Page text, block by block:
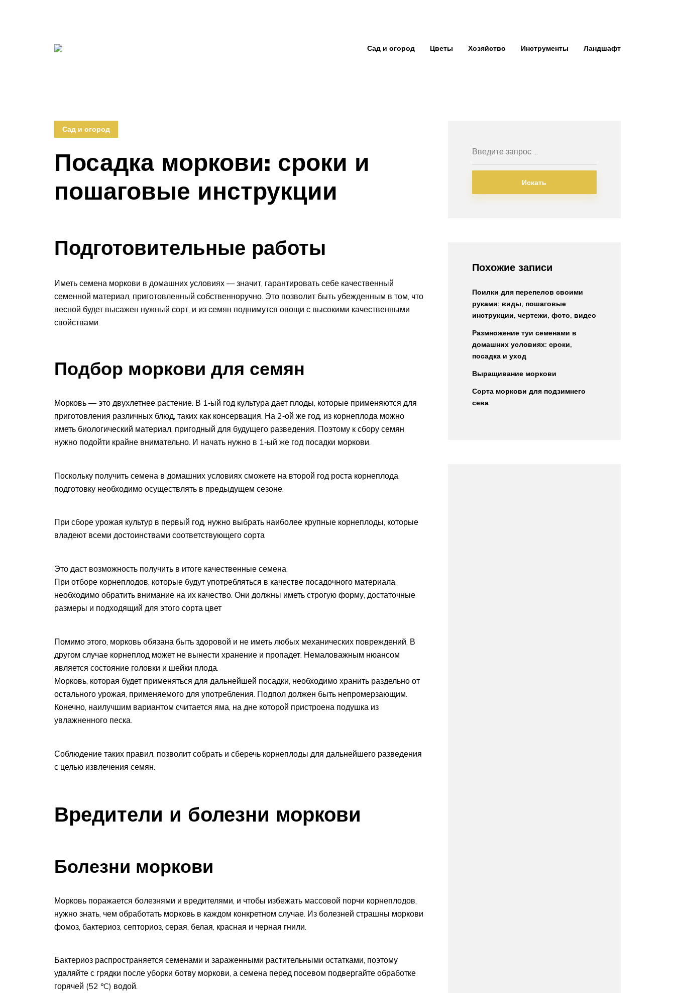
Сад и огород Цветы Хозяйство Инструменты Ландшафт
Сад и огород
Посадка моркови: сроки и
пошаговые инструкции
Подготовительные работы
Иметь семена моркови в домашних условиях — значит, гарантировать себе качественный
семенной материал, приготовленный собственноручно. Это позволит быть убежденным в том, что
весной будет высажен нужный сорт, и из семян поднимутся овощи с высокими качественными
свойствами.
Подбор моркови для семян
Морковь — это двухлетнее растение. В 1‑ый год культура дает плоды, которые применяются для
приготовления различных блюд, таких как консервация. На 2‑ой же год, из корнеплода можно
иметь биологический материал, пригодный для будущего разведения. Поэтому к сбору семян
нужно подойти крайне внимательно. И начать нужно в 1‑ый же год посадки моркови.
Поскольку получить семена в домашних условиях сможете на второй год роста корнеплода,
подготовку необходимо осуществлять в предыдущем сезоне:
При сборе урожая культур в первый год, нужно выбрать наиболее крупные корнеплоды, которые
владеют всеми достоинствами соответствующего сорта
Это даст возможность получить в итоге качественные семена.
При отборе корнеплодов, которые будут употребляться в качестве посадочного материала,
необходимо обратить внимание на их качество. Они должны иметь строгую форму, достаточные
размеры и подходящий для этого сорта цвет
Помимо этого, морковь обязана быть здоровой и не иметь любых механических повреждений. В
другом случае корнеплод может не вынести хранение и пропадет. Немаловажным нюансом
является состояние головки и шейки плода.
Морковь, которая будет применяться для дальнейшей посадки, необходимо хранить раздельно от
остального урожая, применяемого для употребления. Подпол должен быть непромерзающим.
Конечно, наилучшим вариантом считается яма, на дне которой пристроена подушка из
увлажненного песка.
Соблюдение таких правил, позволит собрать и сберечь корнеплоды для дальнейшего разведения
с целью извлечения семян.
Вредители и болезни моркови
Болезни моркови
Морковь поражается болезнями и вредителями, и чтобы избежать массовой порчи корнеплодов,
нужно знать, чем обработать морковь в каждом конкретном случае. Из болезней страшны моркови
фомоз, бактериоз, септориоз, серая, белая, красная и черная гнили.
Бактериоз распространяется семенами и зараженными растительными остатками, поэтому
удаляйте с грядки после уборки ботву моркови, а семена перед посевом подвергайте обработке
горячей (52 ºC) водой.
Искать
Похожие записи
Поилки для перепелов своими
руками: виды, пошаговые
инструкции, чертежи, фото, видео
Размножение туи семенами в
домашних условиях: сроки,
посадка и уход
Выращивание моркови
Сорта моркови для подзимнего
сева